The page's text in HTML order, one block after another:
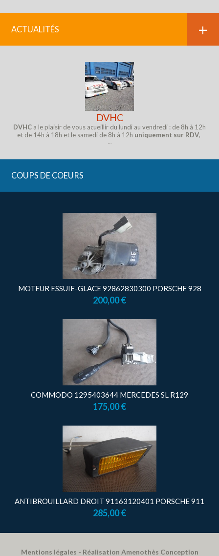
ACTUALITÉS
DVHC
DVHC a le plaisir de vous acueillir du lundi au vendredi : de 8h à 12h
et de 14h à 18h et le samedi de 8h à 12h uniquement sur RDV,
COUPS DE COEURS
MOTEUR ESSUIE-GLACE 92862830300 PORSCHE 928
200,00 €
COMMODO 1295403644 MERCEDES SL R129
175,00 €
ANTIBROUILLARD DROIT 91163120401 PORSCHE 911
285,00 €
Mentions légales - Réalisation Amenothès Conception